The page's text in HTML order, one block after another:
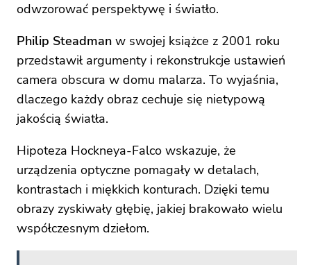
odwzorować perspektywę i światło.
Philip Steadman w swojej książce z 2001 roku
przedstawił argumenty i rekonstrukcje ustawień
camera obscura w domu malarza. To wyjaśnia,
dlaczego każdy obraz cechuje się nietypową
jakością światła.
Hipoteza Hockneya-Falco wskazuje, że
urządzenia optyczne pomagały w detalach,
kontrastach i miękkich konturach. Dzięki temu
obrazy zyskiwały głębię, jakiej brakowało wielu
współczesnym dziełom.